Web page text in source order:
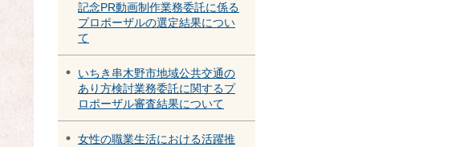
記念PR動画制作業務委託に係る
プロポーザルの選定結果につい
て
いちき串木野市地域公共交通の
あり方検討業務委託に関するプ
ロポーザル審査結果について
女性の職業生活における活躍推